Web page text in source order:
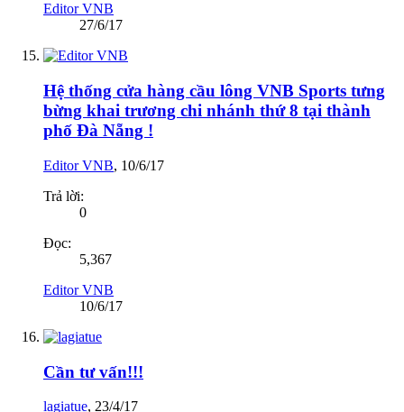
Editor VNB
27/6/17
Hệ thống cửa hàng cầu lông VNB Sports tưng
bừng khai trương chi nhánh thứ 8 tại thành
phố Đà Nẵng !
Editor VNB, 10/6/17
Trả lời:
0
Đọc:
5,367
Editor VNB
10/6/17
Cần tư vấn!!!
lagiatue, 23/4/17